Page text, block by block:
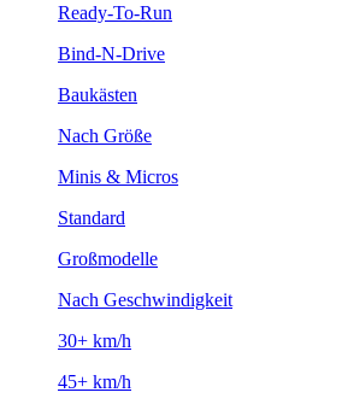
Ready-To-Run
Bind-N-Drive
Baukästen
Nach Größe
Minis & Micros
Standard
Großmodelle
Nach Geschwindigkeit
30+ km/h
45+ km/h